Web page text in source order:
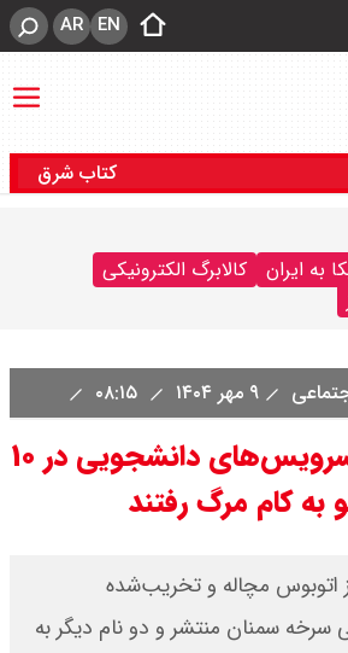
EN
AR
کتاب شرق
به ایران
کالابرگ الکترونیکی
۹ مهر ۱۴۰۴
۱۳ حادثه برای سرویس‌های دانشجویی در ۱۰
اتوبوس مچاله و تخریب‌شده
سرخه سمنان منتشر و دو نام دیگر به